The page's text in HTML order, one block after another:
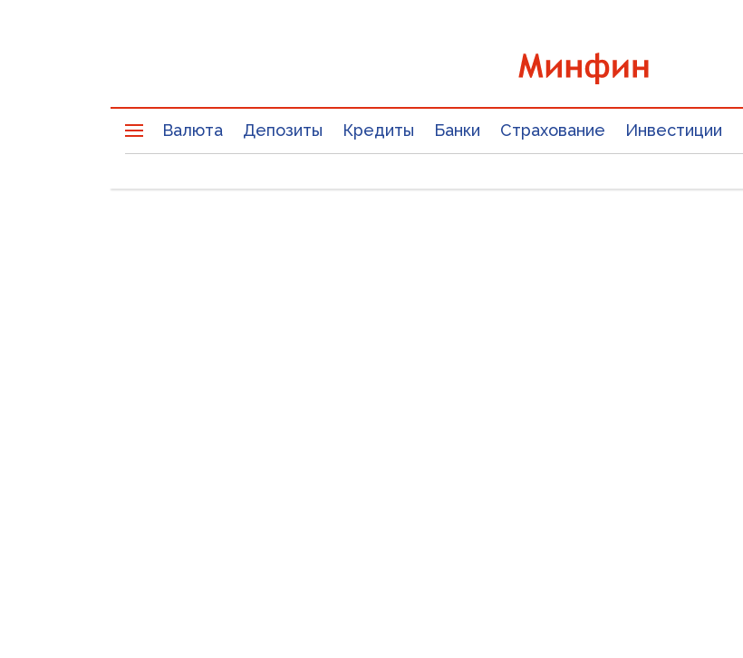
Валюта Депозиты Кредиты Банки Страхование Инвестиции